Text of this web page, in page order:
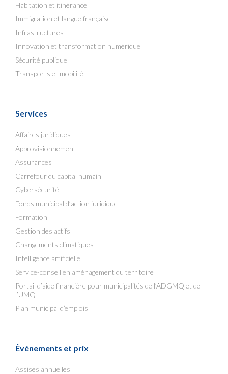
Habitation et itinérance
Immigration et langue française
Infrastructures
Innovation et transformation numérique
Sécurité publique
Transports et mobilité
Services
Affaires juridiques
Approvisionnement
Assurances
Carrefour du capital humain
Cybersécurité
Fonds municipal d’action juridique
Formation
Gestion des actifs
Changements climatiques
Intelligence artificielle
Service-conseil en aménagement du territoire
Portail d’aide financière pour municipalités de l’ADGMQ et de
l’UMQ
Plan municipal d’emplois
Événements et prix
Assises annuelles